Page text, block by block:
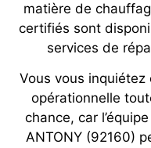
matière de
certifiés sont
services de
Vous vous
opérationnelle
chance, car
ANTONY (92160)